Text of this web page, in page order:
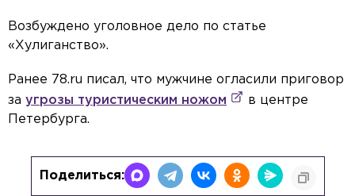
Возбуждено уголовное дело по статье
«Хулиганство».
Ранее 78.ru писал, что мужчине огласили приговор
за угрозы туристическим ножом
в центре
Петербурга.
Поделиться: